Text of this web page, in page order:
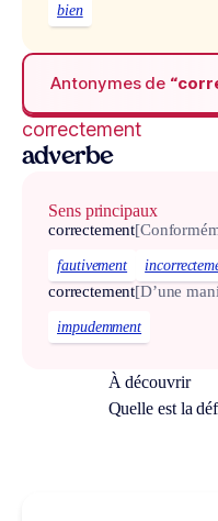
bien
Antonymes de
correctement
adverbe
Sens principaux
correctement
fautivement
correctement[D’une
impudemment
À découvrir
Quelle est la